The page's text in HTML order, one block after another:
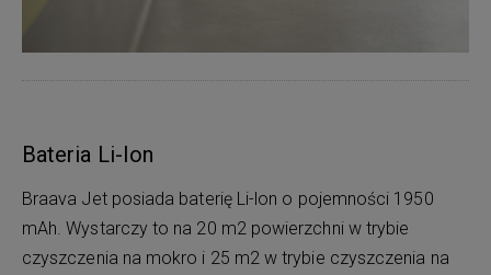
Bateria Li-Ion
Braava Jet posiada baterię Li-lon o pojemności 1950
mAh. Wystarczy to na 20 m2 powierzchni w trybie
czyszczenia na mokro i 25 m2 w trybie czyszczenia na